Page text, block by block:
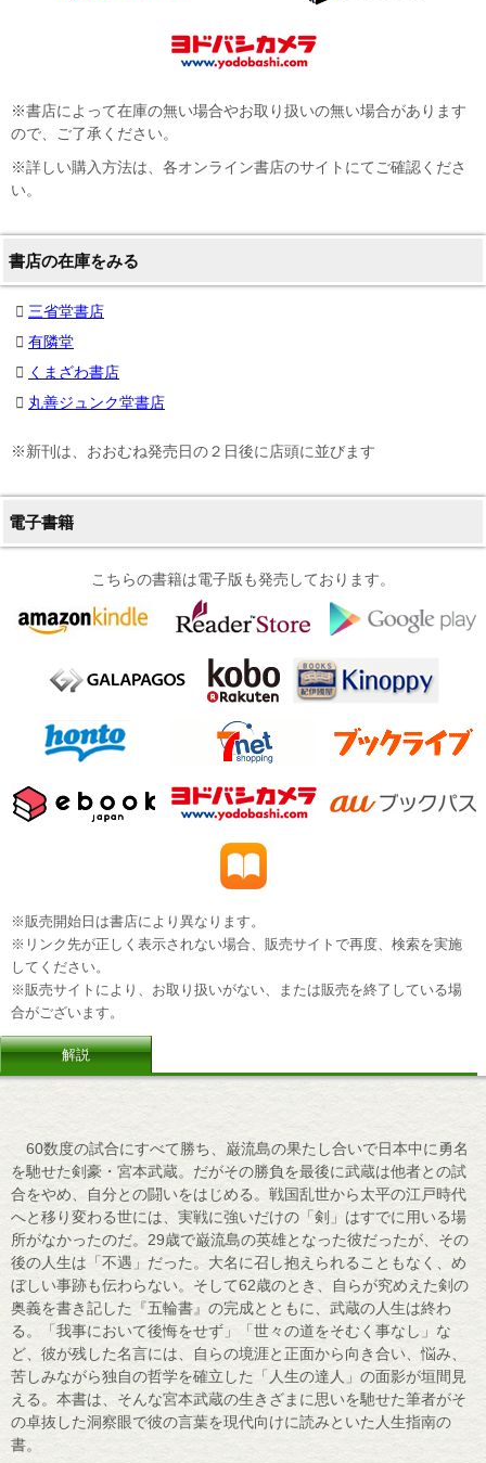
※書店によって在庫の無い場合やお取り扱いの無い場合があります
ので、ご了承ください。
※詳しい購入方法は、各オンライン書店のサイトにてご確認くださ
い。
書店の在庫をみる
三省堂書店
有隣堂
くまざわ書店
丸善ジュンク堂書店
※新刊は、おおむね発売日の２日後に店頭に並びます
電子書籍
こちらの書籍は電子版も発売しております。
※販売開始日は書店により異なります。
※リンク先が正しく表示されない場合、販売サイトで再度、検索を実施
してください。
※販売サイトにより、お取り扱いがない、または販売を終了している場
合がございます。
解説
60数度の試合にすべて勝ち、巌流島の果たし合いで日本中に勇名
を馳せた剣豪・宮本武蔵。だがその勝負を最後に武蔵は他者との試
合をやめ、自分との闘いをはじめる。戦国乱世から太平の江戸時代
へと移り変わる世には、実戦に強いだけの「剣」はすでに用いる場
所がなかったのだ。29歳で巌流島の英雄となった彼だったが、その
後の人生は「不遇」だった。大名に召し抱えられることもなく、め
ぼしい事跡も伝わらない。そして62歳のとき、自らが究めえた剣の
奥義を書き記した『五輪書』の完成とともに、武蔵の人生は終わ
る。「我事において後悔をせず」「世々の道をそむく事なし」な
ど、彼が残した名言には、自らの境涯と正面から向き合い、悩み、
苦しみながら独自の哲学を確立した「人生の達人」の面影が垣間見
える。本書は、そんな宮本武蔵の生きざまに思いを馳せた筆者がそ
の卓抜した洞察眼で彼の言葉を現代向けに読みといた人生指南の
書。